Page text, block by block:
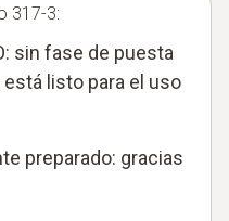
317-3:
sin fase de puesta
listo para el uso
preparado: gracias